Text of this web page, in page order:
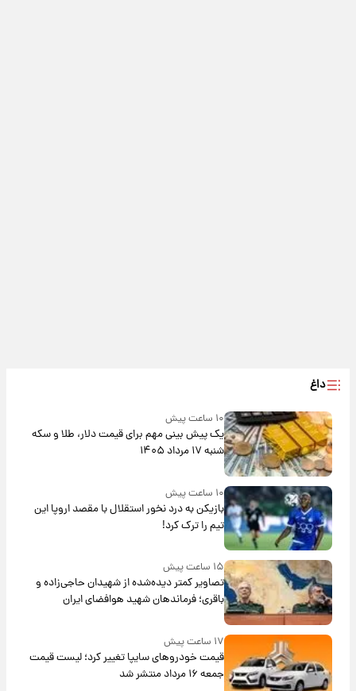
داغ
۱۰ ساعت پیش
یک پیش ‌بینی مهم برای قیمت دلار، طلا و سکه
شنبه ۱۷ مرداد ۱۴۰۵
۱۰ ساعت پیش
بازیکن به درد نخور استقلال با مقصد اروپا این
تیم را ترک کرد!
۱۵ ساعت پیش
تصاویر کمتر دیده‌شده از شهیدان حاجی‌زاده و
باقری؛ فرماندهان شهید هوافضای ایران
۱۷ ساعت پیش
قیمت خودروهای سایپا تغییر کرد؛ لیست قیمت
جمعه ۱۶ مرداد منتشر شد